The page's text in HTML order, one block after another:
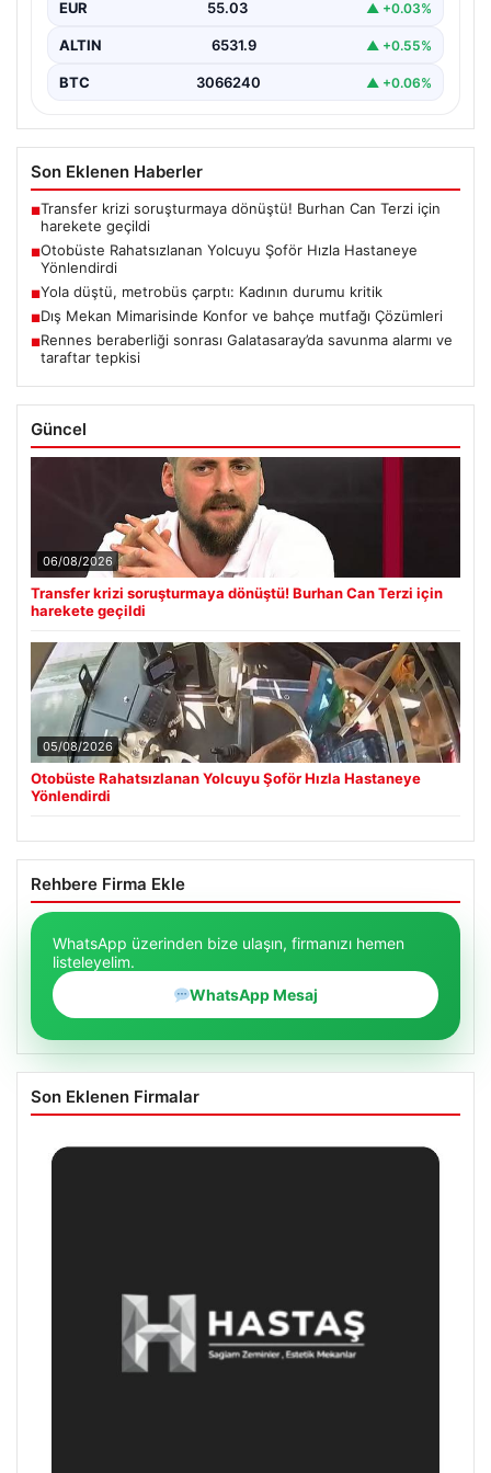
EUR 55.03 ▲ +0.03%
ALTIN 6531.9 ▲ +0.55%
BTC 3066240 ▲ +0.06%
Son Eklenen Haberler
■Transfer krizi soruşturmaya dönüştü! Burhan Can Terzi için
harekete geçildi
■Otobüste Rahatsızlanan Yolcuyu Şoför Hızla Hastaneye
Yönlendirdi
■Yola düştü, metrobüs çarptı: Kadının durumu kritik
■Dış Mekan Mimarisinde Konfor ve bahçe mutfağı Çözümleri
■Rennes beraberliği sonrası Galatasaray’da savunma alarmı ve
taraftar tepkisi
Güncel
06/08/2026
Transfer krizi soruşturmaya dönüştü! Burhan Can Terzi için
harekete geçildi
05/08/2026
Otobüste Rahatsızlanan Yolcuyu Şoför Hızla Hastaneye
Yönlendirdi
Rehbere Firma Ekle
WhatsApp üzerinden bize ulaşın, firmanızı hemen
listeleyelim.
WhatsApp Mesaj
Son Eklenen Firmalar